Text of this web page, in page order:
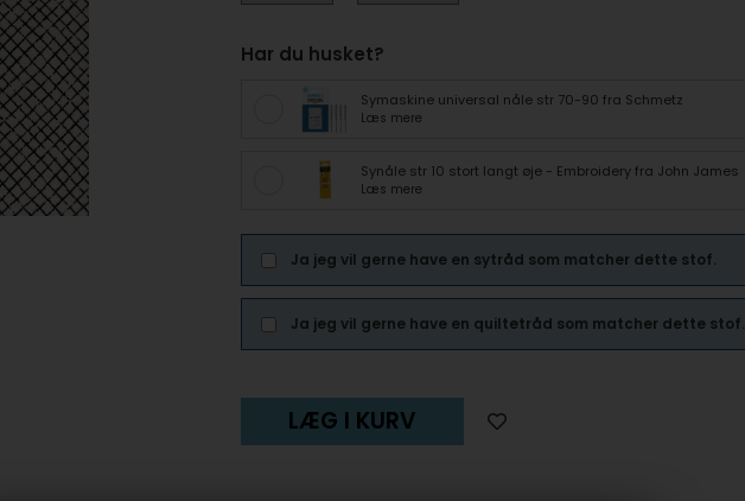
Har du husket?
Symaskine universal nåle str 70-90 fra Schmetz
Læs mere
Synåle str 10 stort langt øje - Embroidery fra John James
Læs mere
Ja jeg vil gerne have en sytråd som matcher dette stof.
Ja jeg vil gerne have en quiltetråd som matcher dette stof.
LÆG I KURV